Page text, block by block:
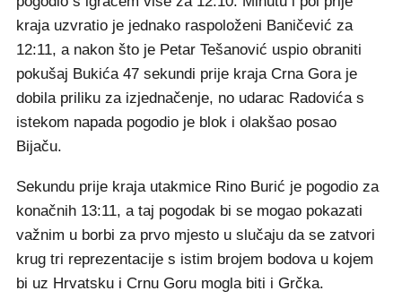
kraja uzvratio je jednako raspoloženi Baničević za
12:11, a nakon što je Petar Tešanović uspio obraniti
pokušaj Bukića 47 sekundi prije kraja Crna Gora je
dobila priliku za izjednačenje, no udarac Radovića s
istekom napada pogodio je blok i olakšao posao
Bijaču.
Sekundu prije kraja utakmice Rino Burić je pogodio za
konačnih 13:11, a taj pogodak bi se mogao pokazati
važnim u borbi za prvo mjesto u slučaju da se zatvori
krug tri reprezentacije s istim brojem bodova u kojem
bi uz Hrvatsku i Crnu Goru mogla biti i Grčka.